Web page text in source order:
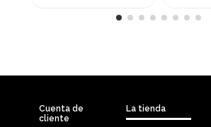
Cuenta de
cliente
La tienda